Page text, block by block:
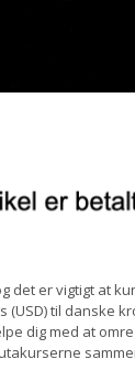
er vigtigt at
til danske
dig med at